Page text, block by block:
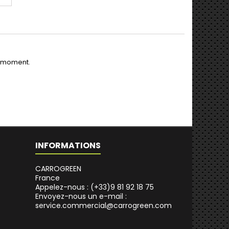
INFORMATIONS
CARROGREEN
France
Appelez-nous : (+33)9 81 92 18 75
Envoyez-nous un e-mail :
service.commercial@carrogreen.com